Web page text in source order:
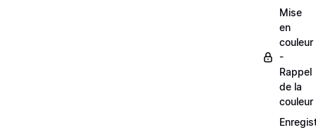
Mise
en
couleur
-
Rappel
de la
couleur